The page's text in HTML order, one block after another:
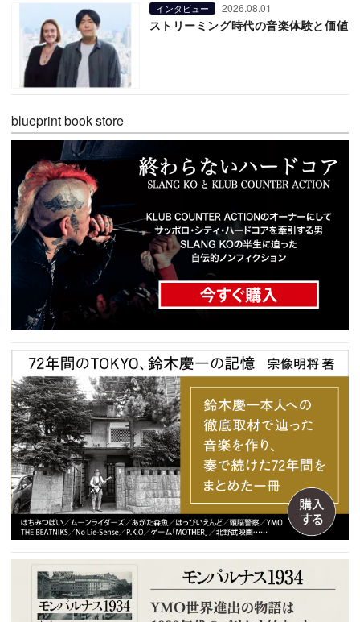
インタビュー 2026.08.01
ストリーミング時代の音楽体験と価値
blueprint book store